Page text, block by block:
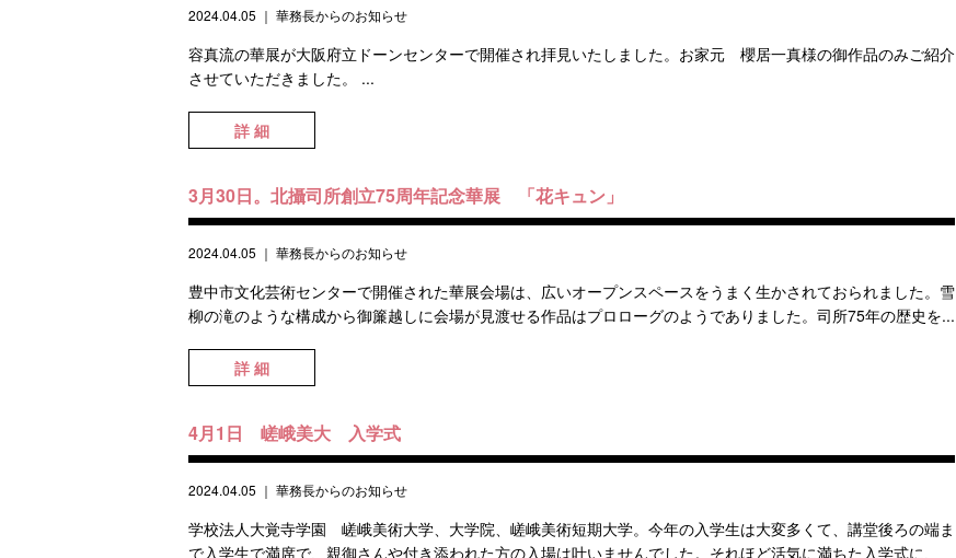
2024.04.05 ｜ 華務長からのお知らせ
容真流の華展が大阪府立ドーンセンターで開催され拝見いたしました。お家元 櫻居一真様の御作品のみご紹介
させていただきました。 ...
詳 細
3月30日。北攝司所創立75周年記念華展 「花キュン」
2024.04.05 ｜ 華務長からのお知らせ
豊中市文化芸術センターで開催された華展会場は、広いオープンスペースをうまく生かされておられました。雪
柳の滝のような構成から御簾越しに会場が見渡せる作品はプロローグのようでありました。司所75年の歴史を...
詳 細
4月1日 嵯峨美大 入学式
2024.04.05 ｜ 華務長からのお知らせ
学校法人大覚寺学園 嵯峨美術大学、大学院、嵯峨美術短期大学。今年の入学生は大変多くて、講堂後ろの端ま
で入学生で満席で、親御さんや付き添われた方の入場は叶いませんでした。それほど活気に満ちた入学式に、